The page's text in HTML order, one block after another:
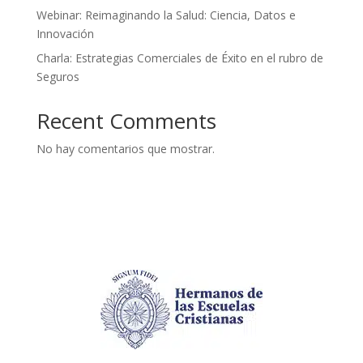
Webinar: Reimaginando la Salud: Ciencia, Datos e
Innovación
Charla: Estrategias Comerciales de Éxito en el rubro de
Seguros
Recent Comments
No hay comentarios que mostrar.